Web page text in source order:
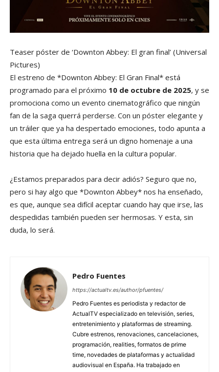
Teaser póster de ‘Downton Abbey: El gran final’ (Universal
Pictures)
El estreno de *Downton Abbey: El Gran Final* está
programado para el próximo 10 de octubre de 2025, y se
promociona como un evento cinematográfico que ningún
fan de la saga querrá perderse. Con un póster elegante y
un tráiler que ya ha despertado emociones, todo apunta a
que esta última entrega será un digno homenaje a una
historia que ha dejado huella en la cultura popular.
¿Estamos preparados para decir adiós? Seguro que no,
pero si hay algo que *Downton Abbey* nos ha enseñado,
es que, aunque sea difícil aceptar cuando hay que irse, las
despedidas también pueden ser hermosas. Y esta, sin
duda, lo será.
Pedro Fuentes
https://actualtv.es/author/pfuentes/
Pedro Fuentes es periodista y redactor de
ActualTV especializado en televisión, series,
entretenimiento y plataformas de streaming.
Cubre estrenos, renovaciones, cancelaciones,
programación, realities, formatos de prime
time, novedades de plataformas y actualidad
audiovisual en España. Ha trabajado en